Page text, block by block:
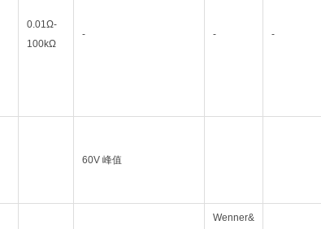
0.01Ω-
100kΩ
- - -
60V 峰值
Wenner&